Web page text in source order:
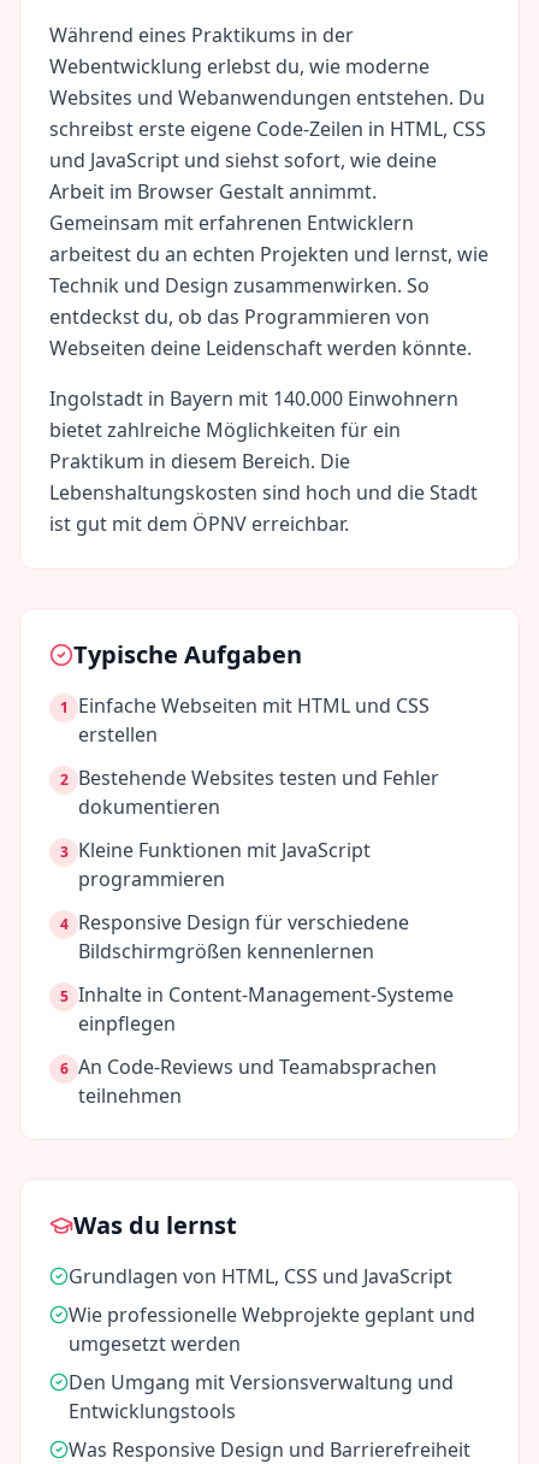
Während eines Praktikums in der
Webentwicklung erlebst du, wie moderne
Websites und Webanwendungen entstehen. Du
schreibst erste eigene Code-Zeilen in HTML, CSS
und JavaScript und siehst sofort, wie deine
Arbeit im Browser Gestalt annimmt.
Gemeinsam mit erfahrenen Entwicklern
arbeitest du an echten Projekten und lernst, wie
Technik und Design zusammenwirken. So
entdeckst du, ob das Programmieren von
Webseiten deine Leidenschaft werden könnte.
Ingolstadt in Bayern mit 140.000 Einwohnern
bietet zahlreiche Möglichkeiten für ein
Praktikum in diesem Bereich. Die
Lebenshaltungskosten sind hoch und die Stadt
ist gut mit dem ÖPNV erreichbar.
Typische Aufgaben
1
Einfache Webseiten mit HTML und CSS
erstellen
2 Bestehende Websites testen und Fehler
dokumentieren
3 Kleine Funktionen mit JavaScript
programmieren
4 Responsive Design für verschiedene
Bildschirmgrößen kennenlernen
5 Inhalte in Content-Management-Systeme
einpflegen
6 An Code-Reviews und Teamabsprachen
teilnehmen
Was du lernst
Grundlagen von HTML, CSS und JavaScript
Wie professionelle Webprojekte geplant und
umgesetzt werden
Den Umgang mit Versionsverwaltung und
Entwicklungstools
Was Responsive Design und Barrierefreiheit